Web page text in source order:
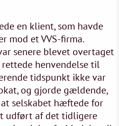
en klient, som havde
mod et VVS-firma.
senere blevet overtaget
rettede henvendelse til
tidspunkt ikke var
og gjorde gældende,
selskabet hæftede for
udført af det tidligere